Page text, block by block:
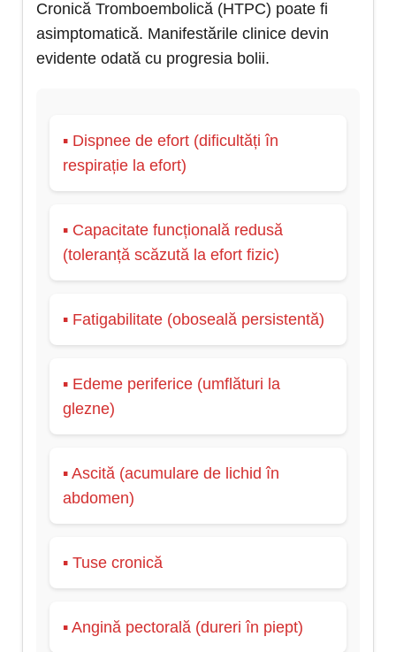
Cronică Tromboembolică (HTPC) poate fi
asimptomatică. Manifestările clinice devin
evidente odată cu progresia bolii.
▪ Dispnee de efort (dificultăți în
respirație la efort)
▪ Capacitate funcțională redusă
(toleranță scăzută la efort fizic)
▪ Fatigabilitate (oboseală persistentă)
▪ Edeme periferice (umflături la
glezne)
▪ Ascită (acumulare de lichid în
abdomen)
▪ Tuse cronică
▪ Angină pectorală (dureri în piept)